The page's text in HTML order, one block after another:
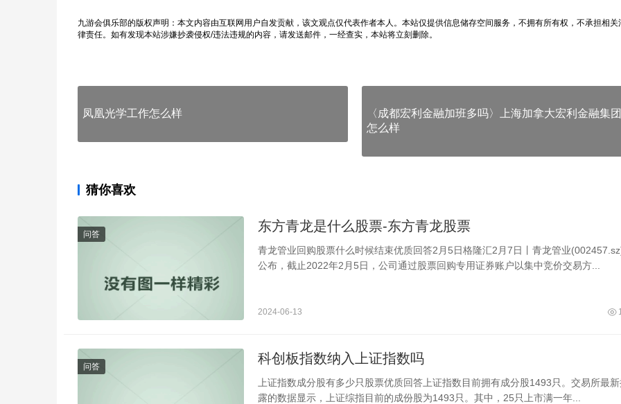
九游会俱乐部的版权声明：本文内容由互联网用户自发贡献，该文观点仅代表作者本人。本站仅提供信息储存空间服务，不拥有所有权，不承担相关
律责任。如有发现本站涉嫌抄袭侵权/违法违规的内容，请发送邮件，一经查实，本站将立刻删除。
凤凰光学工作怎么样
〈成都宏利金融加班多吗〉上海加拿大宏利金融集团
怎么样
猜你喜欢
问答
东方青龙是什么股票-东方青龙股票
青龙管业回购股票什么时候结束优质回答2月5日格隆汇2月7日丨青龙管业
公布，截止2022年2月5日，公司通过股票回购专用证券账户以集中竞价交易方...
2024-06-13
问答
科创板指数纳入上证指数吗
上证指数成分股有多少只股票优质回答上证指数目前拥有成分股1493只。交易所最新
露的数据显示，上证综指目前的成份股为1493只。其中，25只上市满一年...